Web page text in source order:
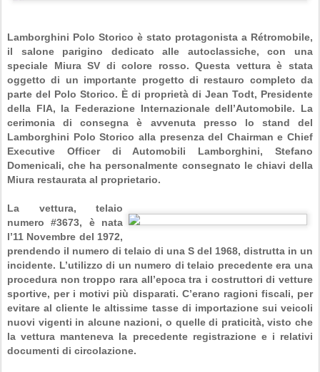
Lamborghini Polo Storico è stato protagonista a Rétromobile,
il salone parigino dedicato alle autoclassiche, con una
speciale Miura SV di colore rosso. Questa vettura è stata
oggetto di un importante progetto di restauro completo da
parte del Polo Storico. È di proprietà di Jean Todt, Presidente
della FIA, la Federazione Internazionale dell’Automobile. La
cerimonia di consegna è avvenuta presso lo stand del
Lamborghini Polo Storico alla presenza del Chairman e Chief
Executive Officer di Automobili Lamborghini, Stefano
Domenicali, che ha personalmente consegnato le chiavi della
Miura restaurata al proprietario.
La vettura, telaio
numero #3673, è nata
l’11 Novembre del 1972,
prendendo il numero di telaio di una S del 1968, distrutta in un
incidente. L’utilizzo di un numero di telaio precedente era una
procedura non troppo rara all’epoca tra i costruttori di vetture
sportive, per i motivi più disparati. C’erano ragioni fiscali, per
evitare al cliente le altissime tasse di importazione sui veicoli
nuovi vigenti in alcune nazioni, o quelle di praticità, visto che
la vettura manteneva la precedente registrazione e i relativi
documenti di circolazione.